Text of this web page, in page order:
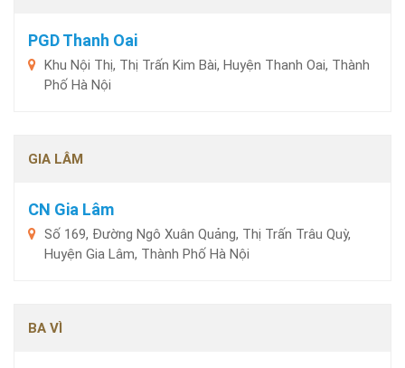
PGD Thanh Oai
Khu Nội Thị, Thị Trấn Kim Bài, Huyện Thanh Oai, Thành
Phố Hà Nội
GIA LÂM
CN Gia Lâm
Số 169, Đường Ngô Xuân Quảng, Thị Trấn Trâu Quỳ,
Huyện Gia Lâm, Thành Phố Hà Nội
BA VÌ